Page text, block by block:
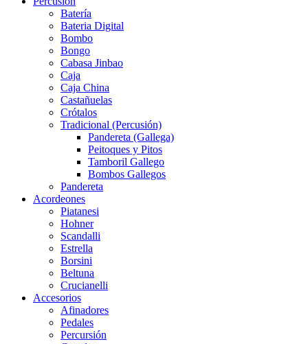
Batería
Bateria Digital
Bombo
Bongo
Cabasa Jinbao
Caja
Caja China
Castañuelas
Crótalos
Tradicional (Percusión)
Pandereta (Gallega)
Peitoques y Pitos
Tamboril Gallego
Bombos Gallegos
Pandereta
Acordeones
Piatanesi
Hohner
Scandalli
Estrella
Borsini
Beltuna
Crucianelli
Accesorios
Afinadores
Pedales
Percursión